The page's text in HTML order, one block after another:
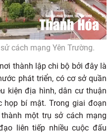
cách mạng Yên Trường.
thành lập chi bộ bởi đây là
phát triển, có cơ sở quần
kiện địa hình, dân cư thuận
họp bí mật. Trong giai đoạn
một trụ sở cách mạng
liên tiếp nhiều cuộc đấu